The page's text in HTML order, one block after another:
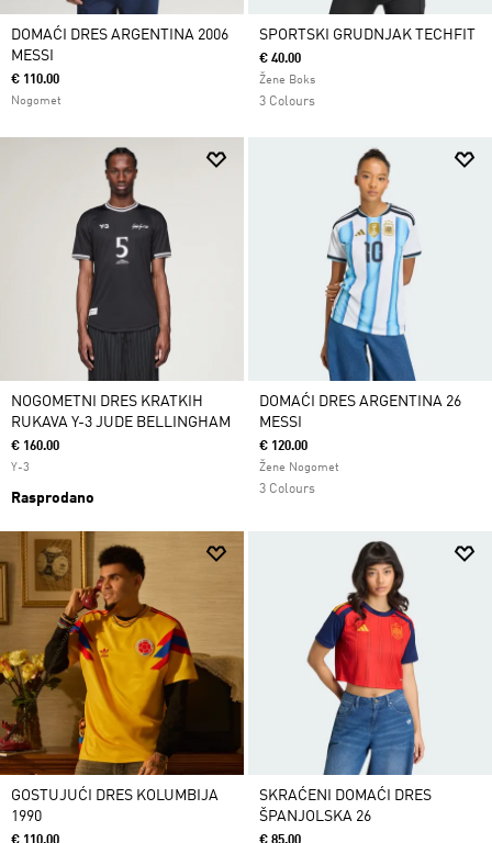
DOMAĆI DRES ARGENTINA 2006
MESSI
€ 110.00
Nogomet
SPORTSKI GRUDNJAK TECHFIT
€ 40.00
Žene Boks
3 Colours
NOGOMETNI DRES KRATKIH
RUKAVA Y-3 JUDE BELLINGHAM
€ 160.00
Y-3
Rasprodano
DOMAĆI DRES ARGENTINA 26
MESSI
€ 120.00
Žene Nogomet
3 Colours
GOSTUJUĆI DRES KOLUMBIJA
1990
SKRAĆENI DOMAĆI DRES
ŠPANJOLSKA 26